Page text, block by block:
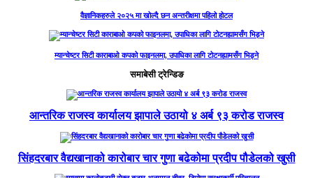
वैज्ञानिकहरुले २०२५ मा खोल्दै छन अन्तरीक्षमा पहिलो होटल
म्यान्चेष्टर सिटी काराबाओ कपको फाइनलमा, उपाधिका लागि टोटनह्यामसँग भिड्ने
समाबेसी ट्रेन्डिङ
आन्तरिक राजस्व कार्यालय झापाले उठायो ४ अर्ब ९३ करोड राजस्व
सिंहदरबार वैद्यखानाको कारोबार चार गुणा बढेकोमा प्रदीप पौडेलको खुसी